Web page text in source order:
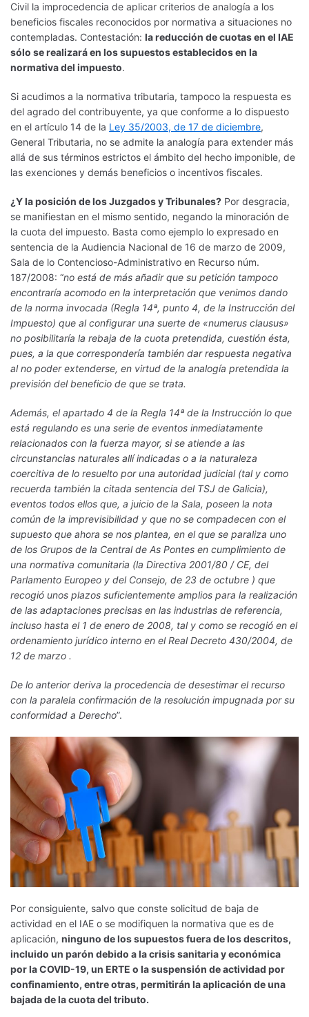
Civil la improcedencia de aplicar criterios de analogía a los
beneficios fiscales reconocidos por normativa a situaciones no
contempladas. Contestación: la reducción de cuotas en el IAE
sólo se realizará en los supuestos establecidos en la
normativa del impuesto.
Si acudimos a la normativa tributaria, tampoco la respuesta es
del agrado del contribuyente, ya que conforme a lo dispuesto
en el artículo 14 de la Ley 35/2003, de 17 de diciembre,
General Tributaria, no se admite la analogía para extender más
allá de sus términos estrictos el ámbito del hecho imponible, de
las exenciones y demás beneficios o incentivos fiscales.
¿Y la posición de los Juzgados y Tribunales? Por desgracia,
se manifiestan en el mismo sentido, negando la minoración de
la cuota del impuesto. Basta como ejemplo lo expresado en
sentencia de la Audiencia Nacional de 16 de marzo de 2009,
Sala de lo Contencioso-Administrativo en Recurso núm.
187/2008: “no está de más añadir que su petición tampoco
encontraría acomodo en la interpretación que venimos dando
de la norma invocada (Regla 14ª, punto 4, de la Instrucción del
Impuesto) que al configurar una suerte de «numerus clausus»
no posibilitaría la rebaja de la cuota pretendida, cuestión ésta,
pues, a la que correspondería también dar respuesta negativa
al no poder extenderse, en virtud de la analogía pretendida la
previsión del beneficio de que se trata.
Además, el apartado 4 de la Regla 14ª de la Instrucción lo que
está regulando es una serie de eventos inmediatamente
relacionados con la fuerza mayor, si se atiende a las
circunstancias naturales allí indicadas o a la naturaleza
coercitiva de lo resuelto por una autoridad judicial (tal y como
recuerda también la citada sentencia del TSJ de Galicia),
eventos todos ellos que, a juicio de la Sala, poseen la nota
común de la imprevisibilidad y que no se compadecen con el
supuesto que ahora se nos plantea, en el que se paraliza uno
de los Grupos de la Central de As Pontes en cumplimiento de
una normativa comunitaria (la Directiva 2001/80 / CE, del
Parlamento Europeo y del Consejo, de 23 de octubre ) que
recogió unos plazos suficientemente amplios para la realización
de las adaptaciones precisas en las industrias de referencia,
incluso hasta el 1 de enero de 2008, tal y como se recogió en el
ordenamiento jurídico interno en el Real Decreto 430/2004, de
12 de marzo .
De lo anterior deriva la procedencia de desestimar el recurso
con la paralela confirmación de la resolución impugnada por su
conformidad a Derecho”.
Por consiguiente, salvo que conste solicitud de baja de
actividad en el IAE o se modifiquen la normativa que es de
aplicación, ninguno de los supuestos fuera de los descritos,
incluido un parón debido a la crisis sanitaria y económica
por la COVID-19, un ERTE o la suspensión de actividad por
confinamiento, entre otras, permitirán la aplicación de una
bajada de la cuota del tributo.